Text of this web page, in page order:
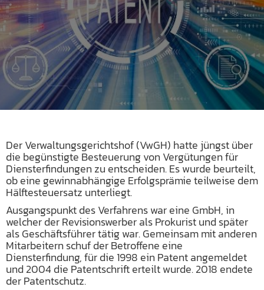
Der Verwaltungsgerichtshof (VwGH) hatte jüngst über
die begünstigte Besteuerung von Vergütungen für
Diensterfindungen zu entscheiden. Es wurde beurteilt,
ob eine gewinnabhängige Erfolgsprämie teilweise dem
Hälftesteuersatz unterliegt.
Ausgangspunkt des Verfahrens war eine GmbH, in
welcher der Revisionswerber als Prokurist und später
als Geschäftsführer tätig war. Gemeinsam mit anderen
Mitarbeitern schuf der Betroffene eine
Diensterfindung, für die 1998 ein Patent angemeldet
und 2004 die Patentschrift erteilt wurde. 2018 endete
der Patentschutz.